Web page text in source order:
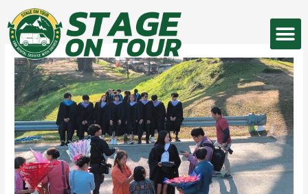
to
content